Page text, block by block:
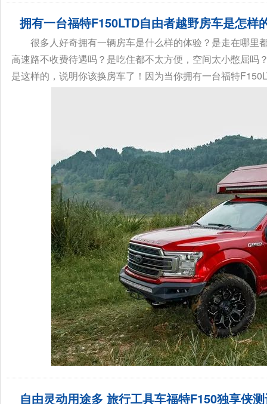
拥有一台福特F150LTD自由者越野房车是怎样
很多人好奇拥有一辆房车是什么样的体验？是走在哪
高速路不收费待遇吗？是吃住都不太方便，空间太小憋屈
是这样的，说明你该换房车了！因为当你拥有一台福特
自由灵动用途多 旅行工具车福特F150独享侠